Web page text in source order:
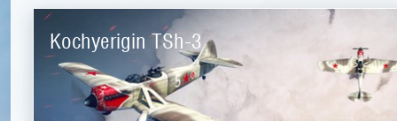
Kochyerigin TSh-3